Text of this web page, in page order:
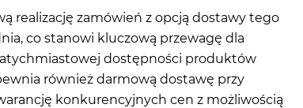
realizację zamówień z opcją dostawy tego
co stanowi kluczową przewagę dla
dostępności produktów
również darmową dostawę przy
konkurencyjnych cen z możliwością